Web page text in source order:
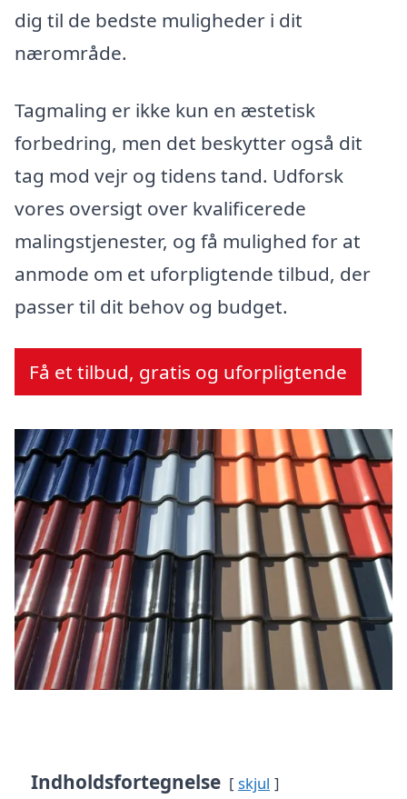
dig til de bedste muligheder i dit
nærområde.
Tagmaling er ikke kun en æstetisk
forbedring, men det beskytter også dit
tag mod vejr og tidens tand. Udforsk
vores oversigt over kvalificerede
malingstjenester, og få mulighed for at
anmode om et uforpligtende tilbud, der
passer til dit behov og budget.
Få et tilbud, gratis og uforpligtende
Indholdsfortegnelse skjul